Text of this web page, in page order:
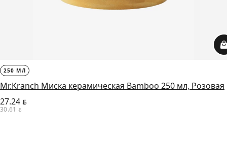
250 МЛ
Mr.Kranch Миска керамическая Bamboo 250 мл, Розовая
27.24 BYN
30.61 BYN